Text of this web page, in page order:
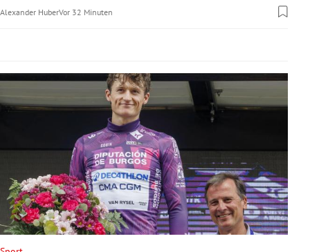
Untermenü
Untermenü
Untermenü
Untermenü
Untermenü
Alexander HuberVor 32 Minuten